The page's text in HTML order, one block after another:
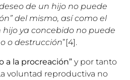
de un hijo no puede
del mismo, así como el
ya concebido no puede
o destrucción”[4].
a la procreación” y por tanto
voluntad reproductiva no